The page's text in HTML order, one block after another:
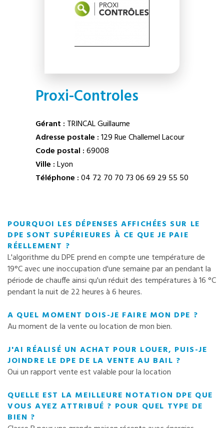
Proxi-Controles
Gérant : TRINCAL Guillaume
Adresse postale :129 Rue Challemel Lacour
Code postal :69008
Ville :Lyon
Téléphone :04 72 70 70 7306 69 29 55 50
POURQUOI LES DÉPENSES AFFICHÉES SUR LE
DPE SONT SUPÉRIEURES À CE QUE JE PAIE
RÉELLEMENT ?
L'algorithme du DPE prend en compte une température de
19°C avec une inoccupation d'une semaine par an pendant la
période de chauffe ainsi qu'un réduit des températures à 16 °C
pendant la nuit de 22 heures à 6 heures.
A QUEL MOMENT DOIS-JE FAIRE MON DPE ?
Au moment de la vente ou location de mon bien.
J'AI RÉALISÉ UN ACHAT POUR LOUER, PUIS-JE
JOINDRE LE DPE DE LA VENTE AU BAIL ?
Oui un rapport vente est valable pour la location
QUELLE EST LA MEILLEURE NOTATION DPE QUE
VOUS AYEZ ATTRIBUÉ ? POUR QUEL TYPE DE
BIEN ?